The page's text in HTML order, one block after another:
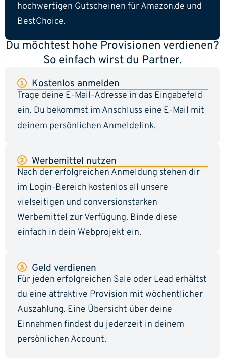
hochwertigen Gutscheinen für Amazon.de und
BestChoice.
Du möchtest hohe Provisionen verdienen?
So einfach wirst du Partner.
Kostenlos anmelden
Trage deine E-Mail-Adresse in das Eingabefeld
ein. Du bekommst im Anschluss eine E-Mail mit
deinem persönlichen Anmeldelink.
Werbemittel nutzen
Nach der erfolgreichen Anmeldung stehen dir
im Login-Bereich kostenlos all unsere
vielseitigen und conversionstarken
Werbemittel zur Verfügung. Binde diese
einfach in dein Webprojekt ein.
Geld verdienen
Für jeden erfolgreichen Sale oder Lead erhältst
du eine attraktive Provision mit wöchentlicher
Auszahlung. Eine Übersicht über deine
Einnahmen findest du jederzeit in deinem
persönlichen Account.